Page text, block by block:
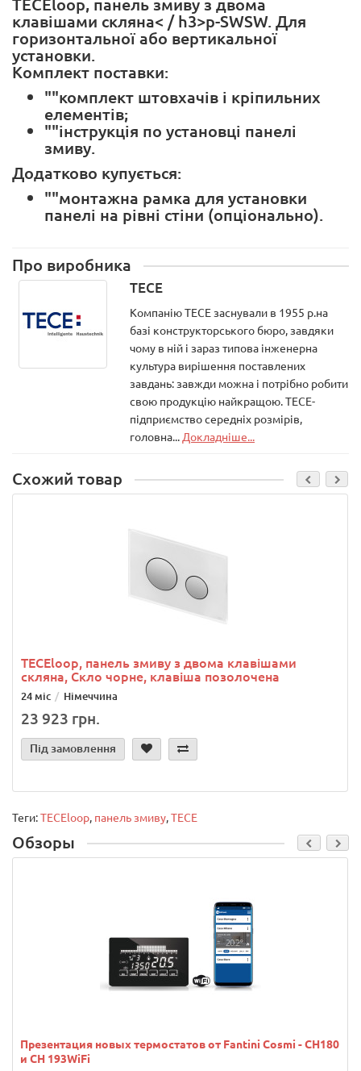
клавішами скляна< / h3>p-SWSW. Для
горизонтальної або вертикальної
установки.
Комплект поставки:
""комплект штовхачів і кріпильних
елементів;
""інструкція по установці панелі
змиву.
Додатково купується:
""монтажна рамка для установки
панелі на рівні стіни (опціонально).
Про виробника
TECE
Компанію ТЕСЕ заснували в 1955 р.на
базі конструкторського бюро, завдяки
чому в ній і зараз типова інженерна
культура вирішення поставлених
завдань: завжди можна і потрібно робити
свою продукцію найкращою. ТЕСЕ-
підприємство середніх розмірів,
головна... Докладніше...
Схожий товар
TECEloop, панель змиву з двома клавішами
скляна, Скло чорне, клавіша позолочена
24 міс Німеччина
23 923 грн.
Під замовлення
Теги:TECEloop, панель змиву,TECE
Обзоры
Презентация новых термостатов от Fantini Cosmi - CH180
и CH 193WiFi